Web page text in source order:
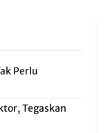
Perlu
Tegaskan